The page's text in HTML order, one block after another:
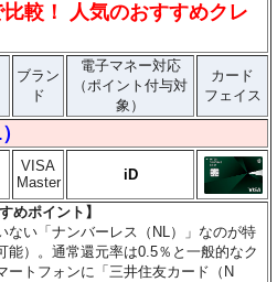
較！ 人気のおすすめクレ
ブラン
ド
電子マネー対応
（ポイント付与対
象）
カード
フェイス
VISA
Master
iD
めポイント】
ない「ナンバーレス（NL）」なのが特
能）。通常還元率は0.5％と一般的なク
ートフォンに「三井住友カード（N